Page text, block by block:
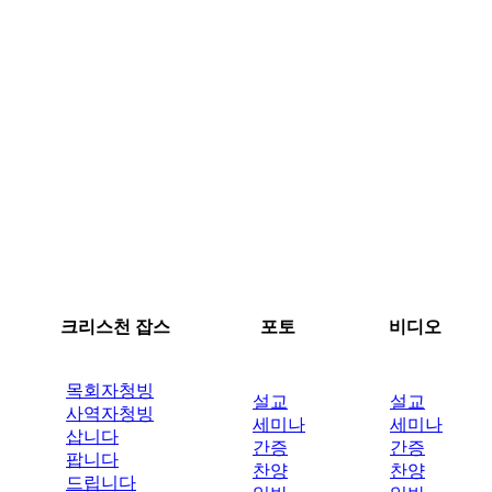
크리스천 잡스 포토 비디오
목회자청빙
사역자청빙
삽니다
팝니다
드립니다
설교
세미나
간증
찬양
설교
세미나
간증
찬양